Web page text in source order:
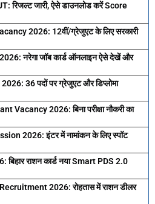
रिजल्ट जारी, ऐसे डाउनलोड करें Score
2026: 12वीं/ग्रेजुएट के लिए सरकारी
नरेगा जॉब कार्ड ऑनलाइन ऐसे देखें और
36 पदों पर ग्रेजुएट और डिप्लोमा
2026: बिना परीक्षा नौकरी का
2026: इंटर में नामांकन के लिए स्पॉट
राशन कार्ड नया Smart PDS 2.0
2026: रोहतास में राशन डीलर